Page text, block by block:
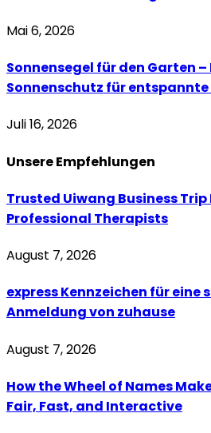
Mai 6, 2026
Sonnensegel für den Garten
Sonnenschutz für
Juli 16, 2026
UnsereEmpfehlungen
Trusted Uiwang Business
Professional Therapists
August 7, 2026
express Kennzeichen für eine
Anmeldung von zuhause
August 7, 2026
How the Wheel of Names
Fair, Fast, and Interactive